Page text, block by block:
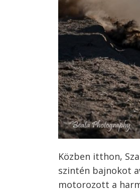
Közben itthon,
szintén bajnokot
motorozott a